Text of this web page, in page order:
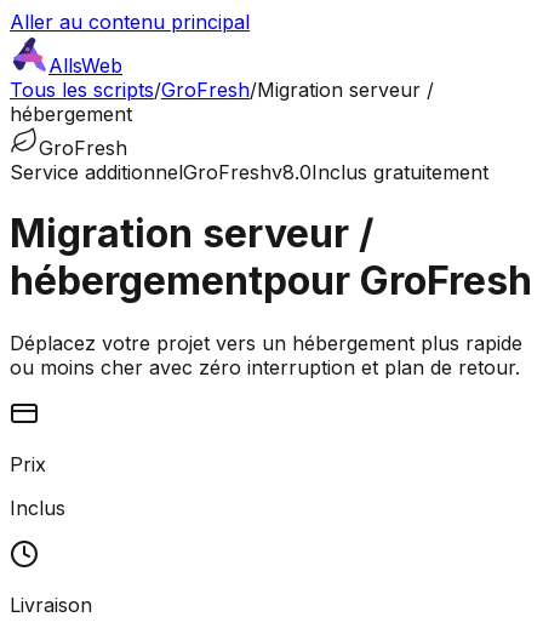
Aller au contenu principal
AllsWeb
Tous les scripts/GroFresh/Migration serveur /
hébergement
GroFresh
Service additionnelGroFreshv8.0Inclus gratuitement
Migration serveur /
hébergementpour GroFresh
Déplacez votre projet vers un hébergement plus rapide
ou moins cher avec zéro interruption et plan de retour.
Prix
Inclus
Livraison